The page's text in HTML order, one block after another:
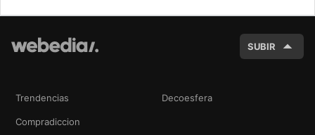
SUBIR
Trendencias Decoesfera
Compradiccion